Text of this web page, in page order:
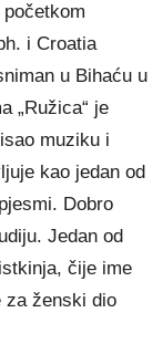
i Croatia
u Bihaću u
„Ružica“ je
muziku i
kao jedan od
Dobro
Jedan od
čije ime
za ženski dio